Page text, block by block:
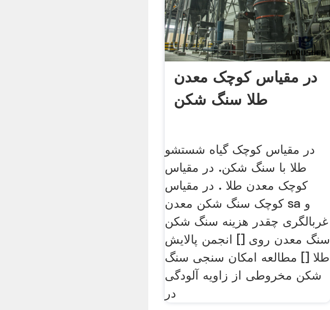
در مقیاس کوچک معدن
طلا سنگ شکن
در مقیاس کوچک گیاه شستشو
طلا با سنگ شکن. در مقیاس
کوچک معدن طلا . در مقیاس
کوچک سنگ شکن معدن sa و
غربالگری چقدر هزینه سنگ شکن
سنگ معدن روی [] انجمن پالایش
طلا [] مطالعه امکان سنجی سنگ
شکن مخروطی از زاویه آلودگی
در